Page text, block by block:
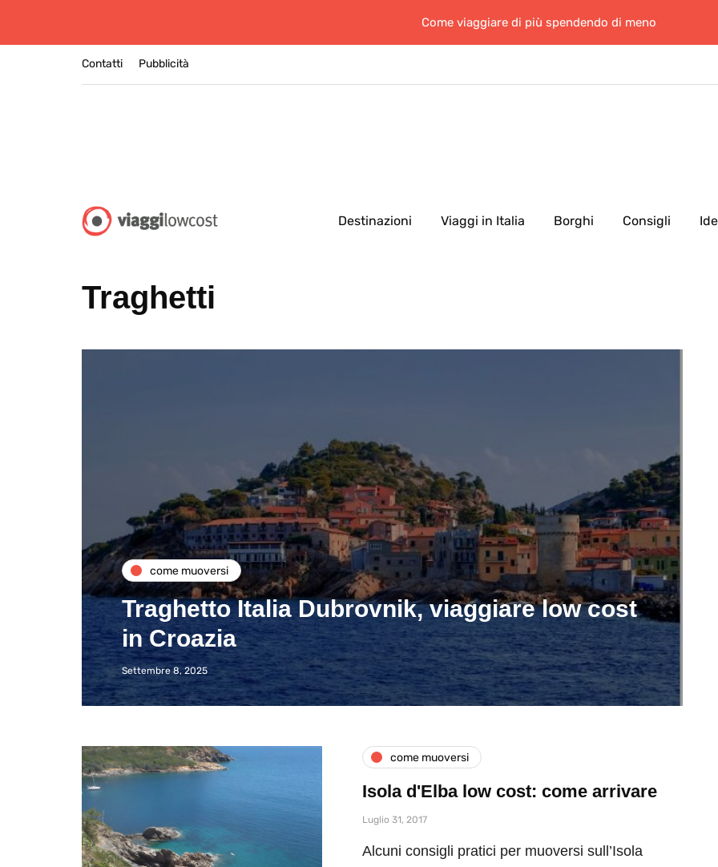
Come viaggiare di più spendendo di meno
Contatti Pubblicità
Destinazioni Viaggi in Italia Borghi Consigli
Traghetti
come muoversi
Traghetto Italia Dubrovnik, viaggiare low cost
in Croazia
Settembre 8, 2025
come muoversi
Isola d'Elba low cost: come arrivare
Luglio 31, 2017
Alcuni consigli pratici per muoversi sull’Isola